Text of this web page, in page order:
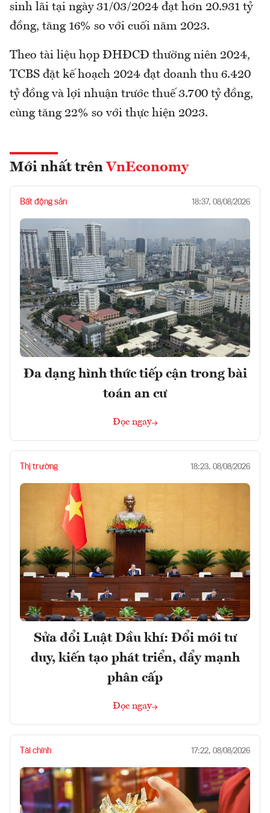
sinh lãi tại ngày 31/03/2024 đạt hơn 20.931 tỷ
đồng, tăng 16% so với cuối năm 2023.
Theo tài liệu họp ĐHĐCĐ thường niên 2024,
TCBS đặt kế hoạch 2024 đạt doanh thu 6.420
tỷ đồng và lợi nhuận trước thuế 3.700 tỷ đồng,
cùng tăng 22% so với thực hiện 2023.
Mới nhất trên VnEconomy
Bất động sản 18:37, 08/08/2026
Đa dạng hình thức tiếp cận trong bài
toán an cư
Đọc ngay
Thị trường 18:23, 08/08/2026
Sửa đổi Luật Dầu khí: Đổi mới tư
duy, kiến tạo phát triển, đẩy mạnh
phân cấp
Đọc ngay
Tài chính 17:22, 08/08/2026